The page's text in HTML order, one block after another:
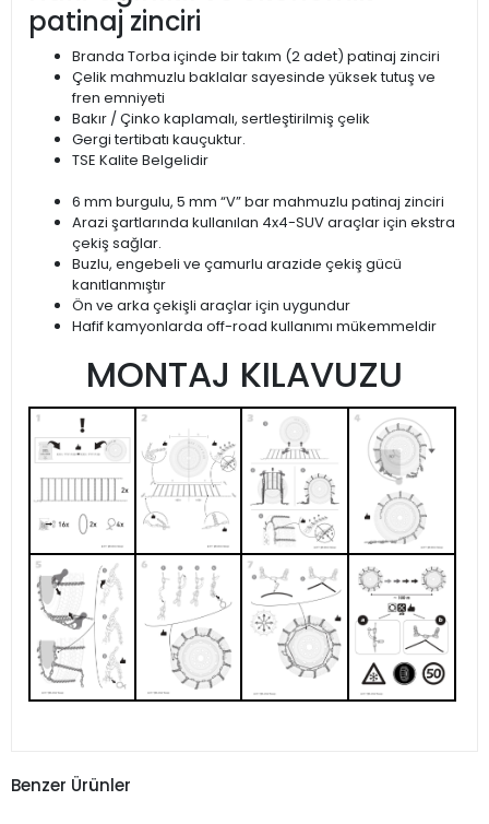
patinaj zinciri
Branda Torba içinde bir takım (2 adet) patinaj zinciri
Çelik mahmuzlu baklalar sayesinde yüksek tutuş ve
fren emniyeti
Bakır / Çinko kaplamalı, sertleştirilmiş çelik
Gergi tertibatı kauçuktur.
TSE Kalite Belgelidir
6 mm burgulu, 5 mm “V” bar mahmuzlu patinaj zinciri
Arazi şartlarında kullanılan 4x4-SUV araçlar için ekstra
çekiş sağlar.
Buzlu, engebeli ve çamurlu arazide çekiş gücü
kanıtlanmıştır
Ön ve arka çekişli araçlar için uygundur
Hafif kamyonlarda off-road kullanımı mükemmeldir
MONTAJ KILAVUZU
Benzer Ürünler